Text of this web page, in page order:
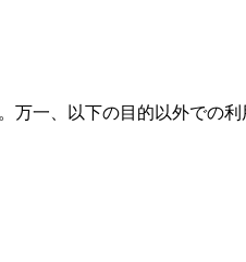
万一、以下の目的以外での